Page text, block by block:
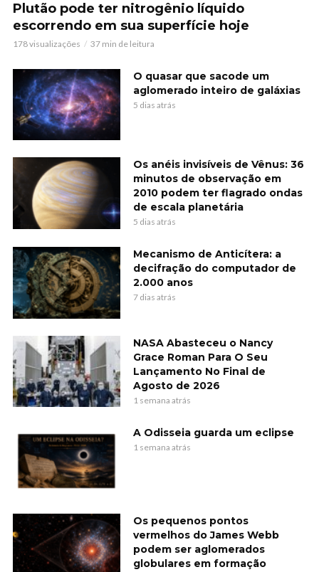
Plutão pode ter nitrogênio líquido
escorrendo em sua superfície hoje
178 visualizações 37 min de leitura
O quasar que sacode um
aglomerado inteiro de galáxias
5 dias atrás
Os anéis invisíveis de Vênus: 36
minutos de observação em
2010 podem ter flagrado ondas
de escala planetária
5 dias atrás
Mecanismo de Anticítera: a
decifração do computador de
2.000 anos
7 dias atrás
NASA Abasteceu o Nancy
Grace Roman Para O Seu
Lançamento No Final de
Agosto de 2026
1 semana atrás
A Odisseia guarda um eclipse
1 semana atrás
Os pequenos pontos
vermelhos do James Webb
podem ser aglomerados
globulares em formação